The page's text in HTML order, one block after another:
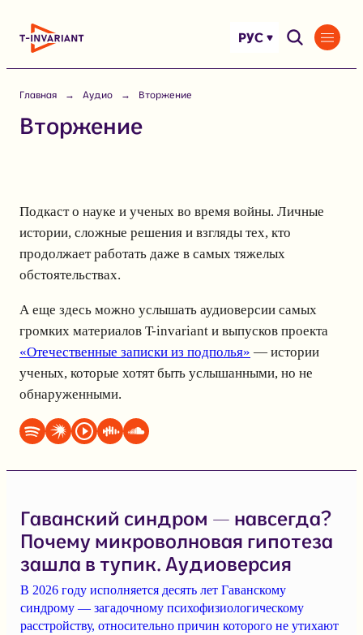
РУС
Главная Аудио Вторжение
Вторжение
Подкаст о науке и ученых во время войны. Личные
истории, сложные решения и взгляды тех, кто
продолжает работать даже в самых тяжелых
обстоятельствах.
А еще здесь можно услышать аудиоверсии самых
громких материалов T-invariant и выпусков проекта
«Отечественные записки из подполья» — истории
ученых, которые хотят быть услышанными, но не
обнаруженными.
Гаванский синдром — навсегда?
Почему микроволновая гипотеза
зашла в тупик. Аудиоверсия
В 2026 году исполняется десять лет Гаванскому
синдрому — загадочному психофизиологическому
расстройству, относительно причин которого не утихают